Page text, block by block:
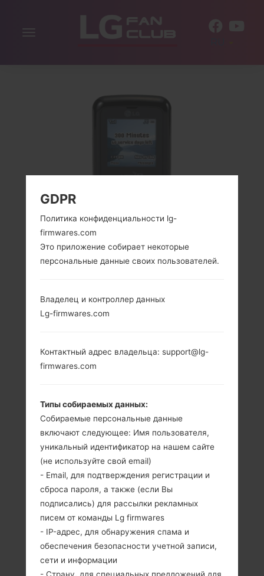
Включить
СЕРИИ LG OTHERS
соотношение
экрана к телу)
128 x 128 пикселей
(~121 плотность
пикселей на
дюйм)
60 грамм (2.10
унции)
GDPR
Политика конфиденциальности lg-
firmwares.com
Это приложение собирает некоторые
персональные данные своих пользователей.
Владелец и контроллер данных
Lg-firmwares.com
Контактный адрес владельца: support@lg-
firmwares.com
Типы собираемых данных:
Собираемые персональные данные
включают следующее: Имя пользователя,
уникальный идентификатор на нашем сайте
(не используйте свой email)
- Email, для подтверждения регистрации и
сброса пароля, а также (если Вы
подписались) для рассылки рекламных
писем от команды Lg firmwares
- IP-адрес, для обнаружения спама и
обеспечения безопасности учетной записи,
сети и информации
- Страну, для специальных предложений для